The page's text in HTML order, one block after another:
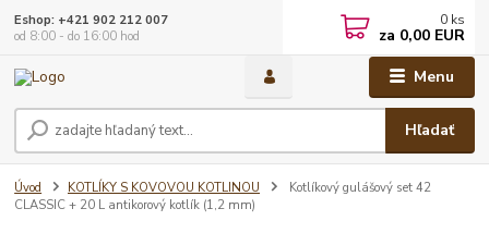
Menu
Hľadať
Eshop: +421 902 212 007
od 8:00 - do 16:00 hod
0 ks
za 0,00 EUR
Úvod KOTLÍKY S KOVOVOU KOTLINOU
Kotlíkový gulášový set 42
CLASSIC + 20 L antikorový kotlík (1,2 mm)